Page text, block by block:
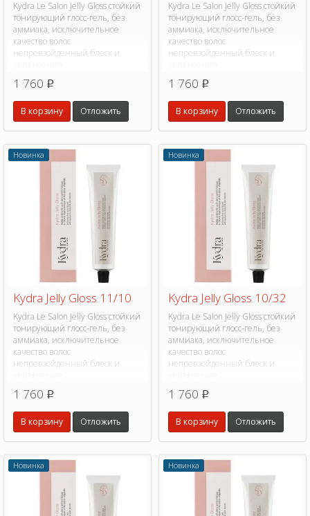
Kydra Le Salon Jelly Gloss стойкий
тонирующий глосс-гель, без
аммиака, исключительное
качество волос
непревзойденный блеск и
1 760 p
В корзину Отложить
Kydra Le Salon Jelly Gloss стойкий
тонирующий глосс-гель, без
аммиака, исключительное
качество волос
непревзойденный блеск и
1 760 p
В корзину Отложить
Новинка
Kydra Jelly Gloss 11/10
Kydra Le Salon Jelly Gloss стойкий
тонирующий глосс-гель, без
аммиака, исключительное
качество волос
непревзойденный блеск и
1 760 p
В корзину Отложить
Новинка
Kydra Jelly Gloss 10/32
Kydra Le Salon Jelly Gloss стойкий
тонирующий глосс-гель, без
аммиака, исключительное
качество волос
непревзойденный блеск и
1 760 p
В корзину Отложить
Новинка Новинка